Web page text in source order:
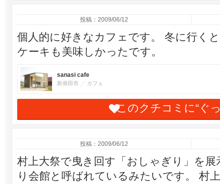
投稿：2009/06/12
個人的に好きなカフェです。 冬に行く
ケーキも美味しかったです。
sanasi cafe
新発田市 カフェ
このクチコミに“ぐ
投稿：2009/06/12
村上大祭で曳き回す「おしゃぎり」を
り会館と呼ばれているみたいです。 村